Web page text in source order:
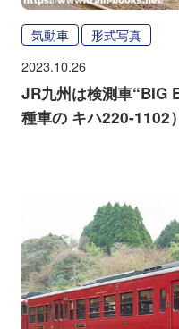
気動車 形式写真
2023.10.26
JR九州は検測車“BIG
種車の キハ220-1102）